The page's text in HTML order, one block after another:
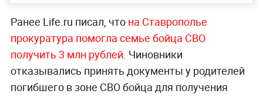
Ранее Life.ru писал, что на Ставрополье
прокуратура помогла семье бойца СВО
получить 3 млн рублей. Чиновники
отказывались принять документы у родителей
погибшего в зоне СВО бойца для получения